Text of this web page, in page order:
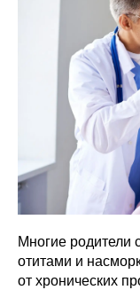
Многие родители
отитами и
от хронических